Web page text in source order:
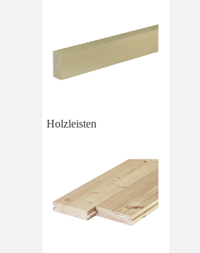
Holzleisten